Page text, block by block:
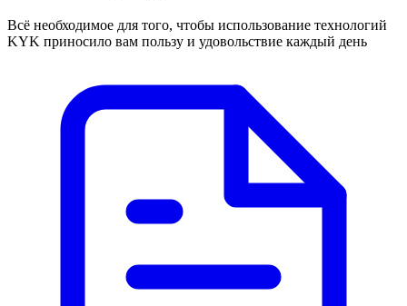
Всё необходимое для того, чтобы использование технологий
KYK приносило вам пользу и удовольствие каждый день